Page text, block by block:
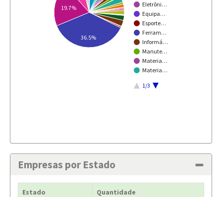
Eletrôni…
Equipa…
Esporte…
Ferram…
Informá…
Manute…
Materia…
Materia…
1/3
19.7%
36.5%
Empresas por Estado
Estado Quantidade